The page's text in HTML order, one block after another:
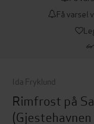
Få varsel
Ida Fryklund
Rimfrost på